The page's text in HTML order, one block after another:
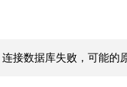
接数据库失败，可能的